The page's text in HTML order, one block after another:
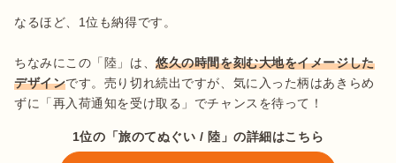
なるほど、1位も納得です。
ちなみにこの「陸」は、悠久の時間を刻む大地をイメージした
デザインです。売り切れ続出ですが、気に入った柄はあきらめ
ずに「再入荷通知を受け取る」でチャンスを待って！
1位の「旅のてぬぐい / 陸」の詳細はこちら